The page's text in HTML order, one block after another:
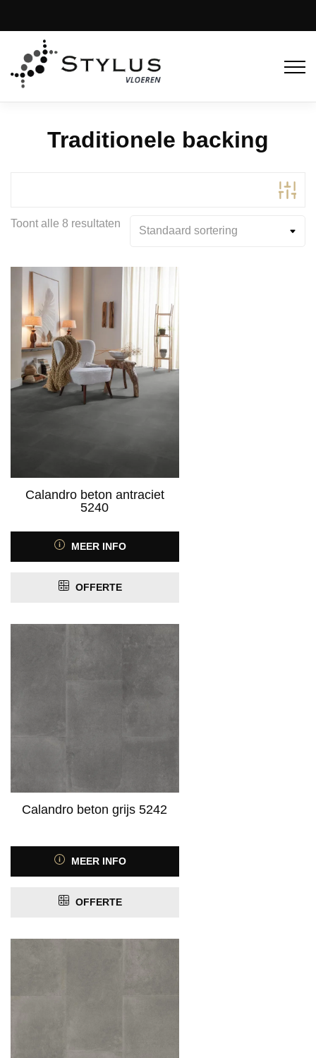
Traditionele backing
Product Kleur
Product Kleurfamilie
Product Kleurspectrum
Product Antislip
Product Antistatisch
Product Contactgeluidreductie
Product Geschikt voor vloerverwarming
Toont alle 8 resultaten
Calandro beton antraciet
5240
MEER INFO
OFFERTE
Calandro beton grijs 5242
MEER INFO
OFFERTE